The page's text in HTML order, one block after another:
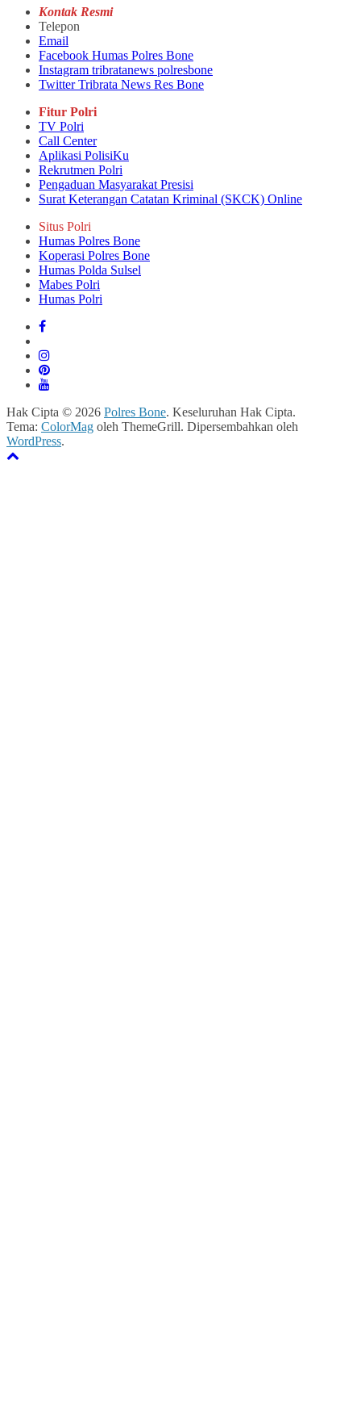
Kontak Resmi
Telepon
Email
Facebook Humas Polres Bone
Instagram tribratanews polresbone
Twitter Tribrata News Res Bone
Fitur Polri
TV Polri
Call Center
Aplikasi PolisiKu
Rekrutmen Polri
Pengaduan Masyarakat Presisi
Surat Keterangan Catatan Kriminal (SKCK) Online
Situs Polri
Humas Polres Bone
Koperasi Polres Bone
Humas Polda Sulsel
Mabes Polri
Humas Polri
Hak Cipta © 2026 Polres Bone. Keseluruhan Hak Cipta.
Tema: ColorMag oleh ThemeGrill. Dipersembahkan oleh
WordPress.